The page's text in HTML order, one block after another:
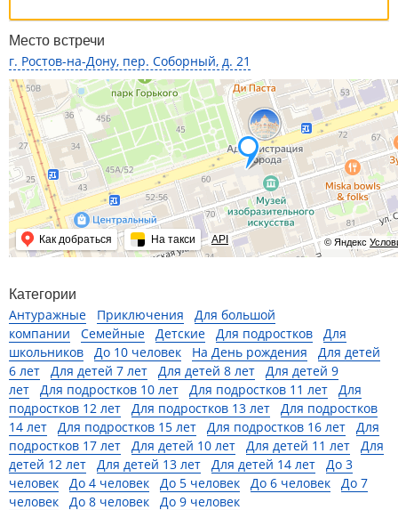
Место встречи
г. Ростов-на-Дону, пер. Соборный, д. 21
© Яндекс
Как добраться На такси API
Категории
Антуражные Приключения
Для большой
компании
Семейные Детские Для подростков
Для
школьников
До 10 человек На День рождения
Для детей
6 лет
Для детей 7 лет Для детей 8 лет
Для детей 9
лет
Для подростков 10 лет Для подростков 11 лет
Для
подростков 12 лет
Для подростков 13 лет
Для подростков
14 лет
Для подростков 15 лет Для подростков 16 лет
Для
подростков 17 лет
Для детей 10 лет Для детей 11 лет
Для
детей 12 лет
Для детей 13 лет Для детей 14 лет
До 3
человек
До 4 человек До 5 человек До 6 человек
До 7
человек
До 8 человек До 9 человек